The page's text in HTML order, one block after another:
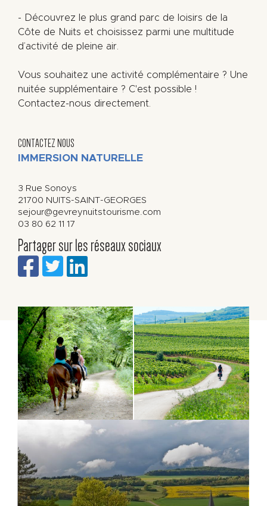
- Découvrez le plus grand parc de loisirs de la
Côte de Nuits et choisissez parmi une multitude
d’activité de pleine air.
Vous souhaitez une activité complémentaire ? Une
nuitée supplémentaire ? C'est possible !
Contactez-nous directement.
CONTACTEZ NOUS
IMMERSION NATURELLE
3 Rue Sonoys
21700 NUITS-SAINT-GEORGES
sejour@gevreynuitstourisme.com
03 80 62 11 17
Partager sur les réseaux sociaux